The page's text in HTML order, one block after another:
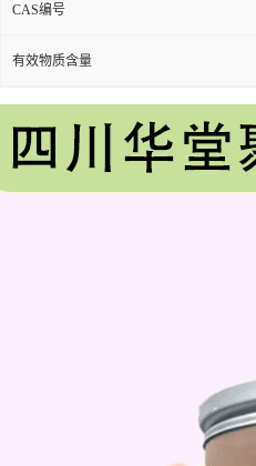
CAS编号
有效物质含量